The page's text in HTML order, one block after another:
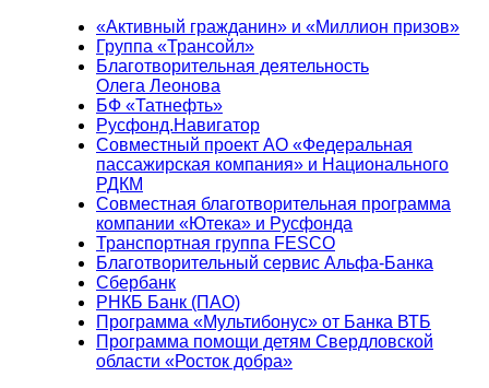
«Активный гражданин» и «Миллион призов»
Группа «Трансойл»
Благотворительная деятельность
Олега Леонова
БФ «Татнефть»
Русфонд.Навигатор
Совместный проект АО «Федеральная
пассажирская компания» и Национального
РДКМ
Совместная благотворительная программа
компании «Ютека» и Русфонда
Транспортная группа FESCO
Благотворительный сервис Альфа-Банка
Сбербанк
РНКБ Банк (ПАО)
Программа «Мультибонус» от Банка ВТБ
Программа помощи детям Свердловской
области «Росток добра»